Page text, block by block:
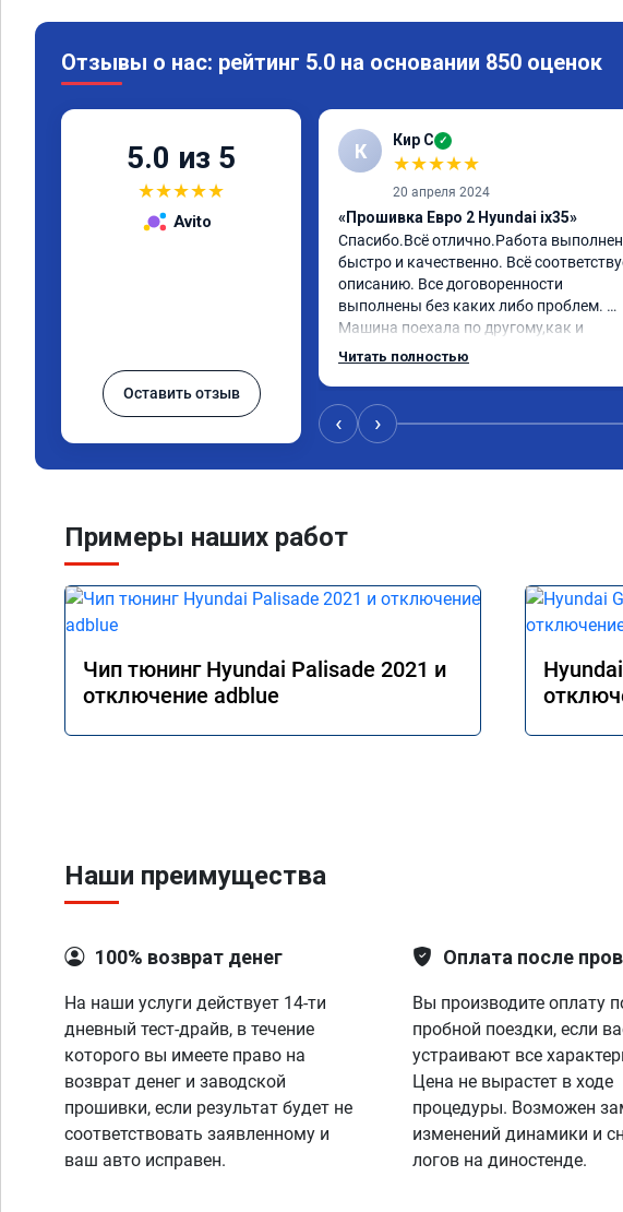
Отзывы о нас: рейтинг 5.0 на основании 850 оценок
5.0 из 5
★★★★★
Avito
Оставить отзыв
К Кир С ✓
★★★★★
20 апреля 2024
«Прошивка Евро 2 Hyundai ix35»
Спасибо.Всё отлично.Работа
быстро и качественно. Всё
описанию. Все договоренности
выполнены без каких либо проблем.
Машина поехала по другому,как и
обещали. Всё понравилось. Рекомендую
Читать полностью
‹ ›
Примеры наших работ
Чип тюнинг Hyundai Palisade 2021 и
отключение adblue
Наши преимущества
100% возврат денег
На наши услуги действует 14-ти
дневный тест-драйв, в течение
которого вы имеете право на
возврат денег и заводской
прошивки, если результат будет не
соответствовать заявленному и
ваш авто исправен.
Оплата после
Вы производите оплату
пробной поездки, если
устраивают все
Цена не вырастет в ходе
процедуры. Возможен
изменений динамики и
логов на диностенде.